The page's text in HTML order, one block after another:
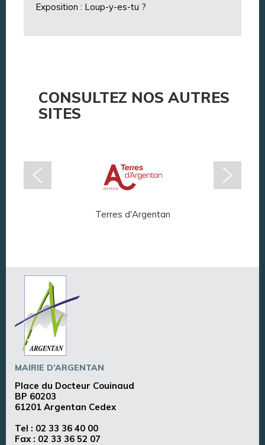
Exposition : Loup-y-es-tu ?
CONSULTEZ NOS AUTRES
SITES
Terres d'Argentan
MAIRIE D’ARGENTAN
Place du Docteur Couinaud
BP 60203
61201 Argentan Cedex
Tel : 02 33 36 40 00
Fax : 02 33 36 52 07